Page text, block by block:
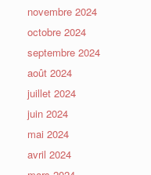
novembre 2024
octobre 2024
septembre 2024
août 2024
juillet 2024
juin 2024
mai 2024
avril 2024